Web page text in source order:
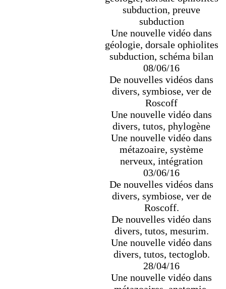
subduction, preuve
subduction
Une nouvelle vidéo dans
géologie, dorsale ophiolites
subduction, schéma bilan
08/06/16
De nouvelles vidéos dans
divers, symbiose, ver de
Roscoff
Une nouvelle vidéo dans
divers, tutos, phylogène
Une nouvelle vidéo dans
métazoaire, système
nerveux, intégration
03/06/16
De nouvelles vidéos dans
divers, symbiose, ver de
Roscoff.
De nouvelles vidéo dans
divers, tutos, mesurim.
Une nouvelle vidéo dans
divers, tutos, tectoglob.
28/04/16
Une nouvelle vidéo dans